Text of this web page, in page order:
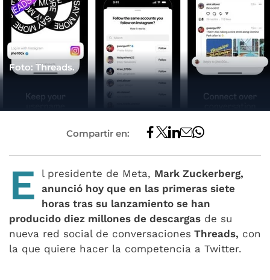
Foto: Threads.
Compartir en:
E l presidente de Meta, Mark Zuckerberg,
anunció hoy que en las primeras siete
horas tras su lanzamiento se han
producido diez millones de descargas de su
nueva red social de conversaciones Threads, con
la que quiere hacer la competencia a Twitter.